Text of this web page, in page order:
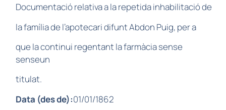
Documentació relativa a la repetida inhabilitació de
la família de l’apotecari difunt Abdon Puig, per a
que la continui regentant la farmàcia sense
senseun
titulat.
Data (des de):01/01/1862